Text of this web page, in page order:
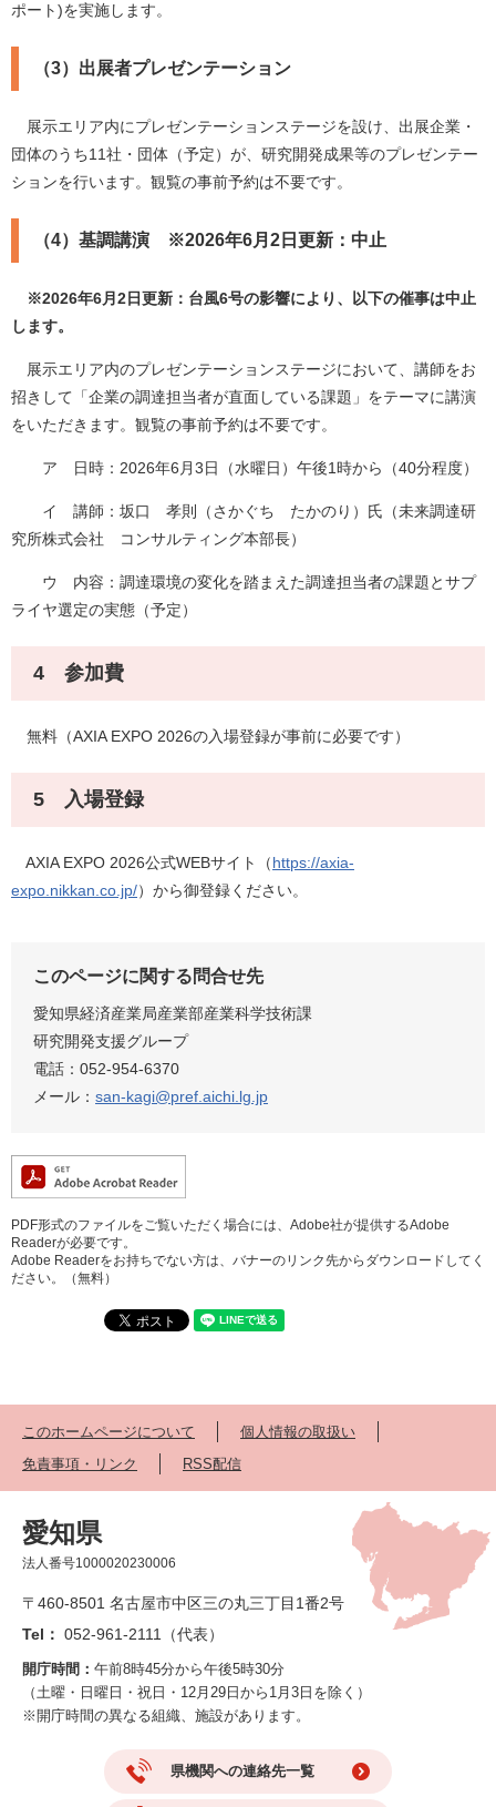
ポート)を実施します。
（3）出展者プレゼンテーション
展示エリア内にプレゼンテーションステージを設け、出展企業・
団体のうち11社・団体（予定）が、研究開発成果等のプレゼンテー
ションを行います。観覧の事前予約は不要です。
（4）基調講演 ※2026年6月2日更新：中止
※2026年6月2日更新：台風6号の影響により、以下の催事は中止
します。
展示エリア内のプレゼンテーションステージにおいて、講師をお
招きして「企業の調達担当者が直面している課題」をテーマに講演
をいただきます。観覧の事前予約は不要です。
ア 日時：2026年6月3日（水曜日）午後1時から（40分程度）
イ 講師：坂口 孝則（さかぐち たかのり）氏（未来調達研
究所株式会社 コンサルティング本部長）
ウ 内容：調達環境の変化を踏まえた調達担当者の課題とサプ
ライヤ選定の実態（予定）
4 参加費
無料（AXIA EXPO 2026の入場登録が事前に必要です）
5 入場登録
​ AXIA EXPO 2026公式WEBサイト（https://axia-
expo.nikkan.co.jp/）から御登録ください。
このページに関する問合せ先
愛知県経済産業局産業部産業科学技術課
研究開発支援グループ
電話：052-954-6370
メール： san-kagi@pref.aichi.lg.jp
PDF形式のファイルをご覧いただく場合には、Adobe社が提供するAdobe
Readerが必要です。
Adobe Readerをお持ちでない方は、バナーのリンク先からダウンロードしてく
ださい。（無料）
このホームページについて
個人情報の取扱い
免責事項・リンク
RSS配信
愛知県
法人番号1000020230006
〒460-8501 名古屋市中区三の丸三丁目1番2号
Tel： 052-961-2111（代表）
開庁時間： 午前8時45分から午後5時30分
（土曜・日曜日・祝日・12月29日から1月3日を除く）
※開庁時間の異なる組織、施設があります。
県機関への連絡先一覧